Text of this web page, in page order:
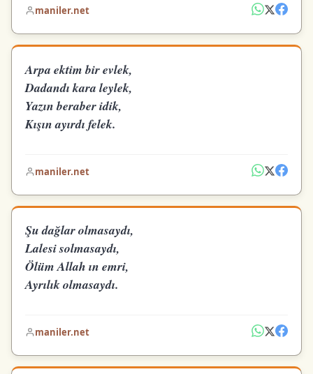
maniler.net
Arpa ektim bir evlek,
Dadandı kara leylek,
Yazın beraber idik,
Kışın ayırdı felek.
maniler.net
Şu dağlar olmasaydı,
Lalesi solmasaydı,
Ölüm Allah ın emri,
Ayrılık olmasaydı.
maniler.net